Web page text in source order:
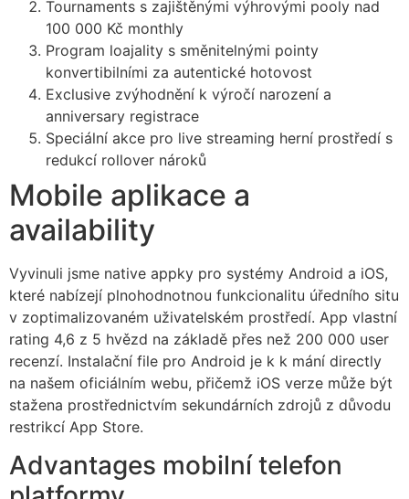
panel
panel
panel
satın al
Panel
Panel
Panel
Panel
Panel
Panel
Panel
Panel
Panel
Tournaments s zajištěnými výhrovými pooly nad
100 000 Kč monthly
Program loajality s směnitelnými pointy
konvertibilními za autentické hotovost
Exclusive zvýhodnění k výročí narození a
anniversary registrace
Speciální akce pro live streaming herní prostředí s
redukcí rollover nároků
Mobile aplikace a
availability
Vyvinuli jsme native appky pro systémy Android a iOS,
které nabízejí plnohodnotnou funkcionalitu úředního situ
v zoptimalizovaném uživatelském prostředí. App vlastní
rating 4,6 z 5 hvězd na základě přes než 200 000 user
recenzí. Instalační file pro Android je k k mání directly
na našem oficiálním webu, přičemž iOS verze může být
stažena prostřednictvím sekundárních zdrojů z důvodu
restrikcí App Store.
Advantages mobilní telefon